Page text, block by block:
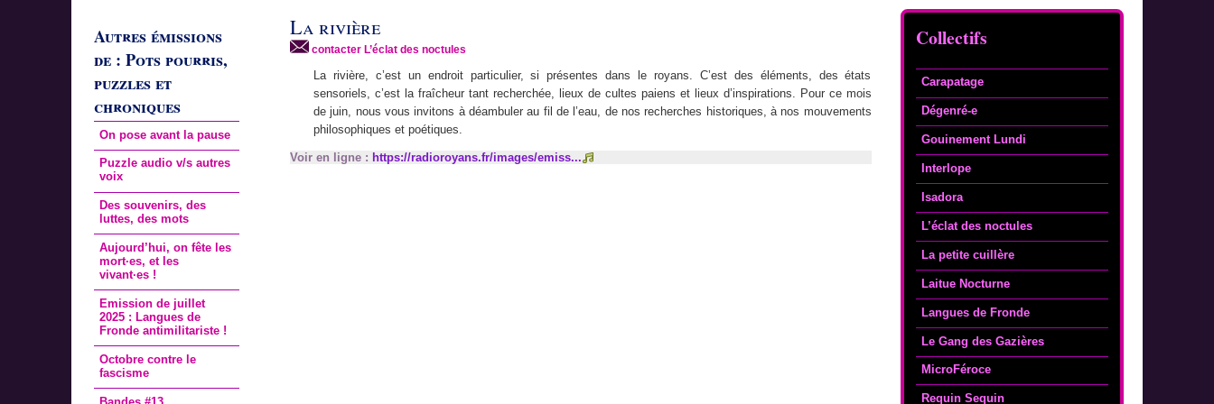
Collectifs
Carapatage
Dégenré-e
Gouinement Lundi
Interlope
Isadora
L’éclat des noctules
La petite cuillère
Laitue Nocturne
Langues de Fronde
Le Gang des Gazières
MicroFéroce
Requin Sequin
Autres émissions
de : Pots pourris,
puzzles et
chroniques
On pose avant la pause
Puzzle audio v/s autres
voix
Des souvenirs, des
luttes, des mots
Aujourd’hui, on fête les
mort·es, et les
vivant·es !
Emission de juillet
2025 : Langues de
Fronde antimilitariste !
Octobre contre le
fascisme
La rivière
contacter L’éclat des noctules
La rivière, c’est un endroit particulier, si présentes dans le royans. C’est des éléments, des états
sensoriels, c’est la fraîcheur tant recherchée, lieux de cultes paiens et lieux d’inspirations. Pour ce mois
de juin, nous vous invitons à déambuler au fil de l’eau, de nos recherches historiques, à nos mouvements
philosophiques et poétiques.
Voir en ligne : https://radioroyans.fr/images/emiss...